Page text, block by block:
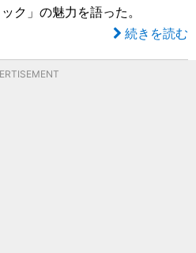
ク」の魅力を語った。
続きを読む